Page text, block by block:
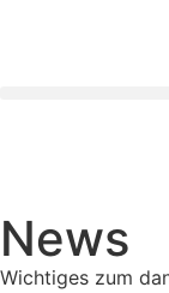
News
Wichtiges zum